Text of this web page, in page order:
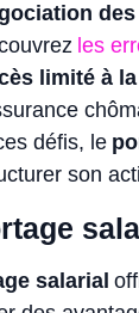
les
limité à
défis, le
son
salarial